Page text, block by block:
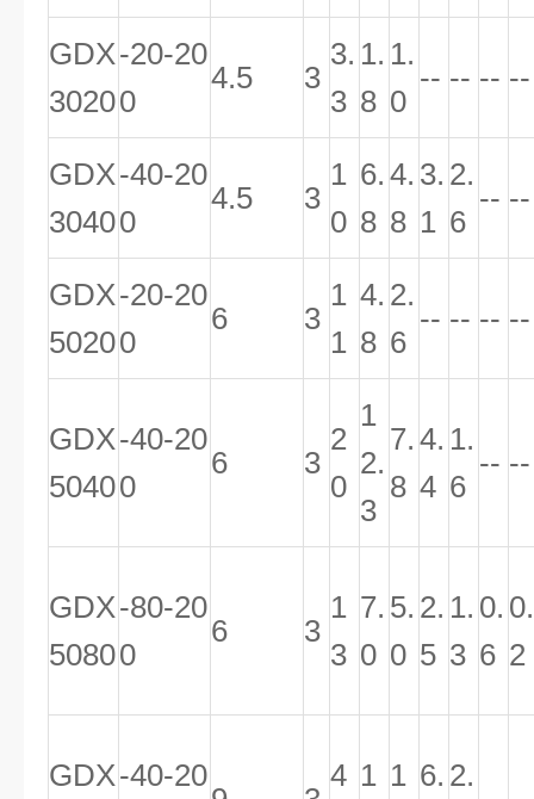
GDX
3020
-20-20
0
4.5 3
3.
3
1.
8
1.
0
-- -- -- --
GDX
3040
-40-20
0
4.5 3
1
0
6.
8
4.
8
3.
1
2.
6
-- --
GDX
5020
-20-20
0
6 3
1
1
4.
8
2.
6
-- -- -- --
GDX
5040
-40-20
0
6 3
2
0
1
2.
3
7.
8
4.
4
1.
6
-- --
GDX
5080
-80-20
0
6 3
1
3
7.
0
5.
0
2.
5
1.
3
0.
6
0.
2
GDX-40-20
4 1 1 6. 2.